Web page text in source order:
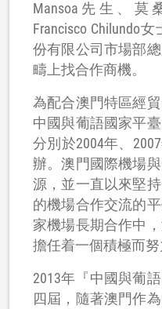
Mansoa先生、莫
Francisco Chilundo
份有限公司市場部
疇上找合作商機。
為配合澳門特區經
中國與葡語國家平
分別於2004年、
辦。澳門國際機場
源，並一直以來堅
的機場合作交流的
家機場長期合作中
擔任着一個積極而努
2013年『中國與葡
四屆，隨著澳門作